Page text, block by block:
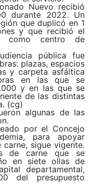
Nuevo recibió
durante 2022. Un
que duplicó en 1
y que recibió el
como centro de
pública fue
plazas, espacios
y carpeta asfáltica
en las que se
y en las que se
de las distintas
(cg)
algunas de las
por el Concejo
para apoyar
sigue vigente.
de carne que se
en siete ollas de
departamental,
del presupuesto